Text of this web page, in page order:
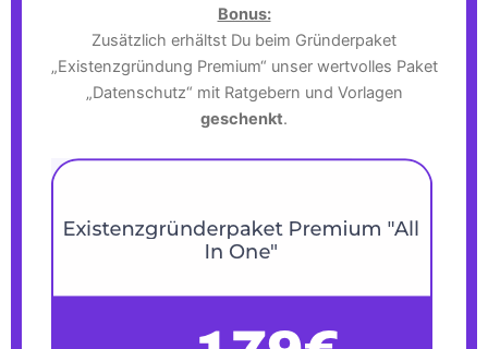
Bonus:
Zusätzlich erhältst Du beim Gründerpaket
„Existenzgründung Premium“ unser wertvolles Paket
„Datenschutz“ mit Ratgebern und Vorlagen
geschenkt.